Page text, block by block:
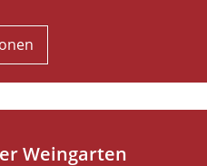
Weingarten